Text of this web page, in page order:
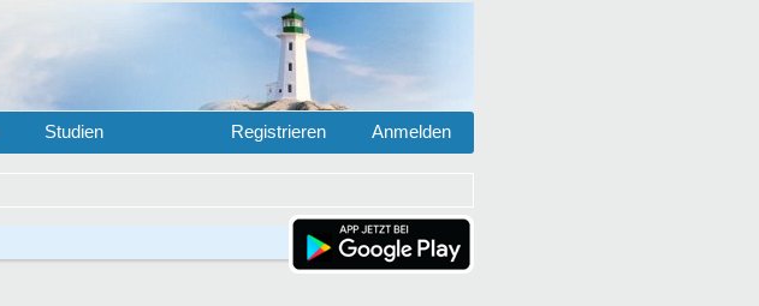
Studien Anmelden
Registrieren